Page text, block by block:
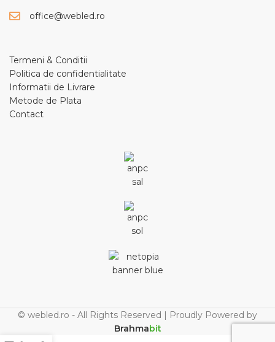
office@webled.ro
Termeni & Conditii
Politica de confidentialitate
Informatii de Livrare
Metode de Plata
Contact
© webled.ro - All Rights Reserved | Proudly Powered by
Brahmabit